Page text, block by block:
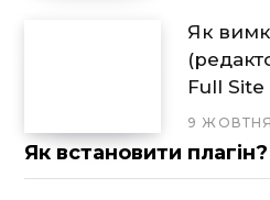
Як
Full
9
Як встановити плагін?